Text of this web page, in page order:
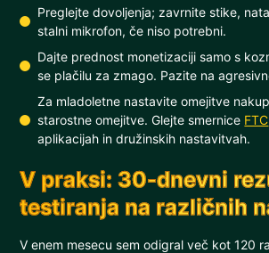
Preglejte dovoljenja; zavrnite stike,
stalni mikrofon, če niso potrebni.
Dajte prednost monetizaciji samo s
se plačilu za zmago. Pazite na
Za mladoletne nastavite omejitve
starostne omejitve. Glejte smernice FTC
aplikacijah in družinskih nastavitvah.
V praksi: 30-dnevni
testiranja na različnih
V enem mesecu sem odigral več kot 120